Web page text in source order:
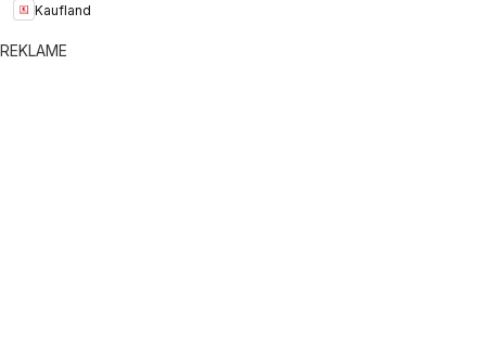
Kaufland
REKLAME